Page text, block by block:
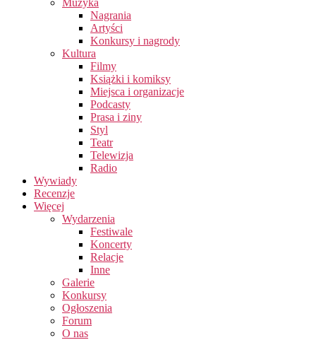
Nagrania
Artyści
Konkursy i nagrody
Kultura
Filmy
Książki i komiksy
Miejsca i organizacje
Podcasty
Prasa i ziny
Styl
Teatr
Telewizja
Radio
Wywiady
Recenzje
Więcej
Wydarzenia
Festiwale
Koncerty
Relacje
Inne
Galerie
Konkursy
Ogłoszenia
Forum
O nas